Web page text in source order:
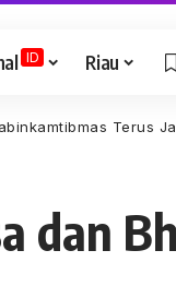
ID Riau
Terus
dan